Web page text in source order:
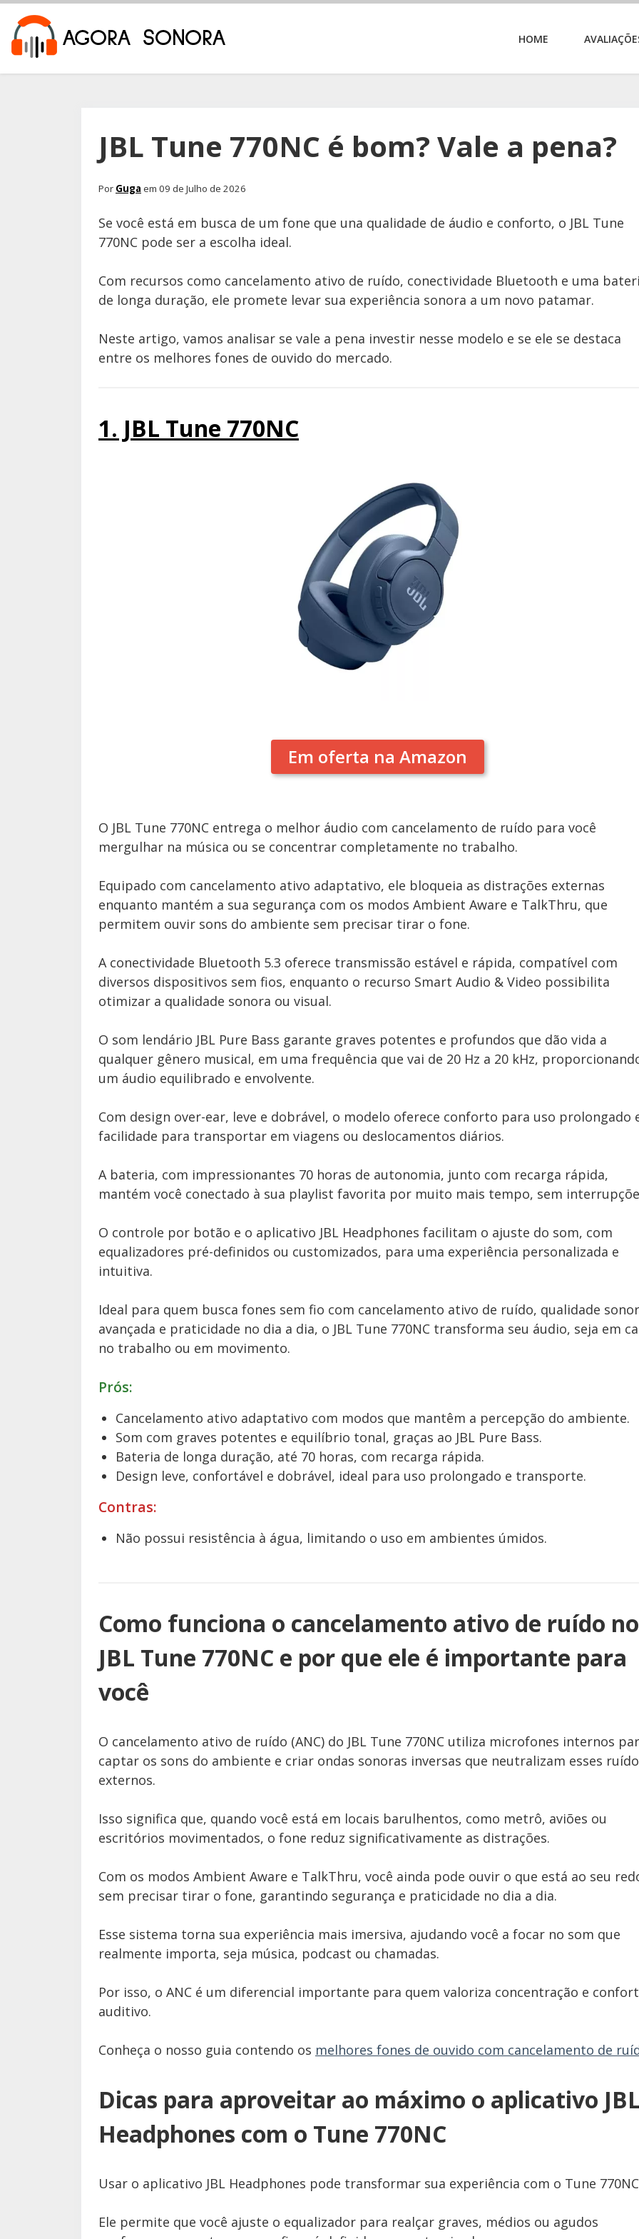
HOME
JBL Tune 770NC é bom? Vale a pena?
Por Guga em 09 de Julho de 2026
Se você está em busca de um fone que una qualidade de áudio e conforto, o JBL Tune
770NC pode ser a escolha ideal.
Com recursos como cancelamento ativo de ruído, conectividade Bluetooth e uma
de longa duração, ele promete levar sua experiência sonora a um novo patamar.
Neste artigo, vamos analisar se vale a pena investir nesse modelo e se ele se destaca
entre os melhores fones de ouvido do mercado.
1. JBL Tune 770NC
Em oferta na Amazon
O JBL Tune 770NC entrega o melhor áudio com cancelamento de ruído para você
mergulhar na música ou se concentrar completamente no trabalho.
Equipado com cancelamento ativo adaptativo, ele bloqueia as distrações externas
enquanto mantém a sua segurança com os modos Ambient Aware e TalkThru, que
permitem ouvir sons do ambiente sem precisar tirar o fone.
A conectividade Bluetooth 5.3 oferece transmissão estável e rápida, compatível com
diversos dispositivos sem fios, enquanto o recurso Smart Audio & Video possibilita
otimizar a qualidade sonora ou visual.
O som lendário JBL Pure Bass garante graves potentes e profundos que dão vida a
qualquer gênero musical, em uma frequência que vai de 20 Hz a 20 kHz,
um áudio equilibrado e envolvente.
Com design over-ear, leve e dobrável, o modelo oferece conforto para uso prolongado
facilidade para transportar em viagens ou deslocamentos diários.
A bateria, com impressionantes 70 horas de autonomia, junto com recarga rápida,
mantém você conectado à sua playlist favorita por muito mais tempo, sem
O controle por botão e o aplicativo JBL Headphones facilitam o ajuste do som, com
equalizadores pré-definidos ou customizados, para uma experiência personalizada e
intuitiva.
Ideal para quem busca fones sem fio com cancelamento ativo de ruído, qualidade
avançada e praticidade no dia a dia, o JBL Tune 770NC transforma seu áudio, seja em
no trabalho ou em movimento.
Prós:
Cancelamento ativo adaptativo com modos que mantêm a percepção do ambiente.
Som com graves potentes e equilíbrio tonal, graças ao JBL Pure Bass.
Bateria de longa duração, até 70 horas, com recarga rápida.
Design leve, confortável e dobrável, ideal para uso prolongado e transporte.
Contras:
Não possui resistência à água, limitando o uso em ambientes úmidos.
Como funciona o cancelamento ativo de ruído no
JBL Tune 770NC e por que ele é importante para
você
O cancelamento ativo de ruído (ANC) do JBL Tune 770NC utiliza microfones internos
captar os sons do ambiente e criar ondas sonoras inversas que neutralizam esses
externos.
Isso significa que, quando você está em locais barulhentos, como metrô, aviões ou
escritórios movimentados, o fone reduz significativamente as distrações.
Com os modos Ambient Aware e TalkThru, você ainda pode ouvir o que está ao seu
sem precisar tirar o fone, garantindo segurança e praticidade no dia a dia.
Esse sistema torna sua experiência mais imersiva, ajudando você a focar no som que
realmente importa, seja música, podcast ou chamadas.
Por isso, o ANC é um diferencial importante para quem valoriza concentração e
auditivo.
Conheça o nosso guia contendo os melhores fones de ouvido com cancelamento de
Dicas para aproveitar ao máximo o aplicativo JBL
Headphones com o Tune 770NC
Usar o aplicativo JBL Headphones pode transformar sua experiência com o Tune
Ele permite que você ajuste o equalizador para realçar graves, médios ou agudos